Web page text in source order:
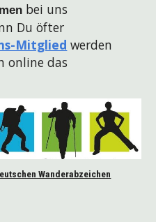
bei uns
Du öfter
Mitglied werden
online das
Wanderabzeichen